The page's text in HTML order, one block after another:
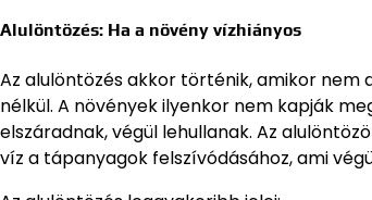
Alulöntözés: Ha a növény vízhiányos
Az alulöntözés akkor történik, amikor nem
nélkül. A növények ilyenkor nem kapják
elszáradnak, végül lehullanak. Az
víz a tápanyagok felszívódásához, ami